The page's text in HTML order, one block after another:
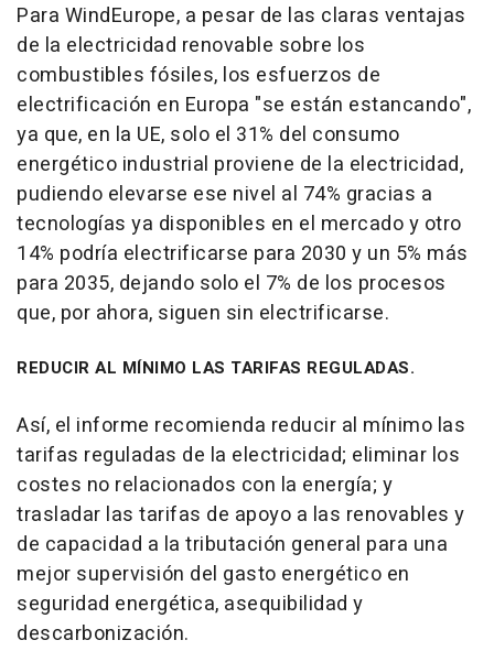
Para WindEurope, a pesar de las claras ventajas
de la electricidad renovable sobre los
combustibles fósiles, los esfuerzos de
electrificación en Europa "se están estancando",
ya que, en la UE, solo el 31% del consumo
energético industrial proviene de la electricidad,
pudiendo elevarse ese nivel al 74% gracias a
tecnologías ya disponibles en el mercado y otro
14% podría electrificarse para 2030 y un 5% más
para 2035, dejando solo el 7% de los procesos
que, por ahora, siguen sin electrificarse.
REDUCIR AL MÍNIMO LAS TARIFAS REGULADAS.
Así, el informe recomienda reducir al mínimo las
tarifas reguladas de la electricidad; eliminar los
costes no relacionados con la energía; y
trasladar las tarifas de apoyo a las renovables y
de capacidad a la tributación general para una
mejor supervisión del gasto energético en
seguridad energética, asequibilidad y
descarbonización.